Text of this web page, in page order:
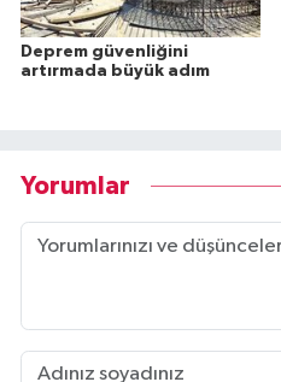
Deprem güvenliğini
artırmada büyük adım
Yorumlar